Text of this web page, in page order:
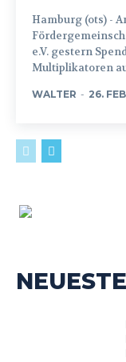
Hamburg (ots) - Anlässlich ihres 50. Jubiläums lud die
e.V. gestern
Multiplikatoren
WALTER - 26.